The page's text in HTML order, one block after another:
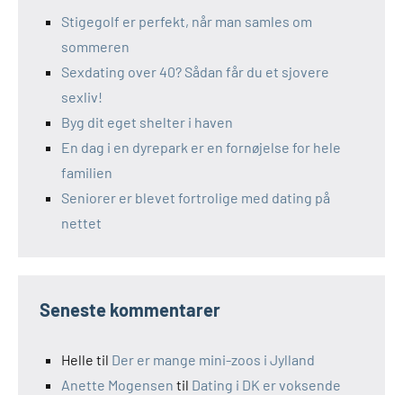
Stigegolf er perfekt, når man samles om
sommeren
Sexdating over 40? Sådan får du et sjovere
sexliv!
Byg dit eget shelter i haven
En dag i en dyrepark er en fornøjelse for hele
familien
Seniorer er blevet fortrolige med dating på
nettet
Seneste kommentarer
Helle til Der er mange mini-zoos i Jylland
Anette Mogensen til Dating i DK er voksende